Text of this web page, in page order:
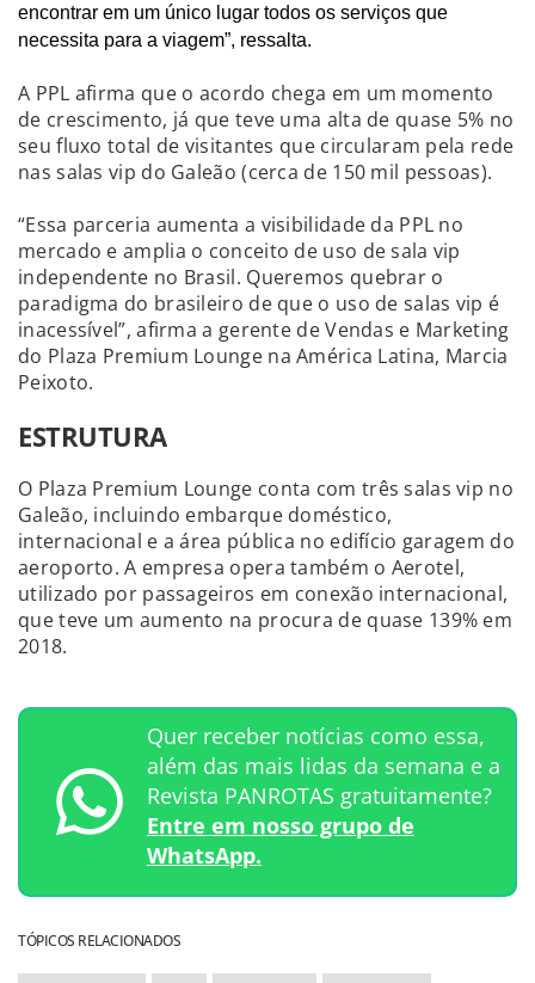
encontrar em um único lugar todos os serviços que
necessita para a viagem”, ressalta.
A PPL afirma que o acordo chega em um momento
de crescimento, já que teve uma alta de quase 5% no
seu fluxo total de visitantes que circularam pela rede
nas salas vip do Galeão (cerca de 150 mil pessoas).
“Essa parceria aumenta a visibilidade da PPL no
mercado e amplia o conceito de uso de sala vip
independente no Brasil. Queremos quebrar o
paradigma do brasileiro de que o uso de salas vip é
inacessível”, afirma a gerente de Vendas e Marketing
do Plaza Premium Lounge na América Latina, Marcia
Peixoto.
ESTRUTURA
O Plaza Premium Lounge conta com três salas vip no
Galeão, incluindo embarque doméstico,
internacional e a área pública no edifício garagem do
aeroporto. A empresa opera também o Aerotel,
utilizado por passageiros em conexão internacional,
que teve um aumento na procura de quase 139% em
2018.
Quer receber notícias como essa,
além das mais lidas da semana e a
Revista PANROTAS gratuitamente?
Entre em nosso grupo de
WhatsApp.
TÓPICOS RELACIONADOS